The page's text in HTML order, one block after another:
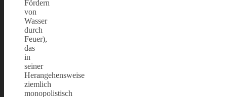
Fördern
von
Wasser
durch
Feuer),
das
in
seiner
Herangehensweise
ziemlich
monopolistisch